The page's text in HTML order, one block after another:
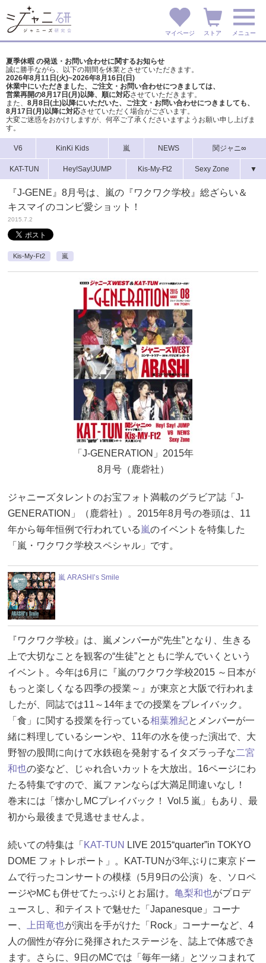
マイページ ストア メニュー
夏季休暇 の発送・お問い合わせに関するお知らせ
誠に勝手ながら、以下の期間を休業とさせていただきます。
2026年8月11日(火)~2026年8月16日(日)
休業中にいただきました、ご注文・お問い合わせにつきましては、
営業再開の8月17日(月)以降、順に対応させていただきます。
また、 8月8日(土)以降にいただいた、ご注文・ お問い合わせにつきましても、
8月17日(月)以降に対応させていただく場合がございます。
大変ご迷惑をおかけしますが、 何卒ご了承くださいますようお願い申し上げま
す。
V6 KinKi Kids 嵐 NEWS 関ジャニ∞
KAT-TUN Hey!Say!JUMP Kis-My-Ft2 Sexy Zone ▼
『J-GENE』8月号は、嵐の『ワクワク学校』総ざらい＆
キスマイのコンビ愛ショット！
2015.7.2
Kis-My-Ft2 嵐
「J-GENERATION」2015年
8月号（鹿砦社）
ジャニーズタレントのお宝フォト満載のグラビア誌「J-
GENERATION」（鹿砦社）。2015年8月号の巻頭は、11
年から毎年恒例で行われている 嵐のイベントを特集した
「嵐・ワクワク学校スペシャル」です。
嵐 ARASHI’s Smile
『ワクワク学校』は、嵐メンバーが“先生”となり、生きる
上で大切なことを観客の“生徒”とともに学んでいくという
イベント。今年は6月に『嵐のワクワク学校2015 ～日本が
もっと楽しくなる四季の授業～』が東京と大阪で行われま
したが、同誌では11～14年までの授業をプレイバック。
「食」に関する授業を行っている相葉雅紀とメンバーが一
緒に料理しているシーンや、11年の水を使った演出で、大
野智の股間に向けて水鉄砲を発射するイタズラっ子な二宮
和也の姿など、じゃれ合いカットを大放出。16ページにわ
たる特集ですので、嵐ファンならば大満足間違いなし！
巻末には「懐かしMCプレイバック！ Vol.5 嵐」もあり、最
初から最後まで見逃せませんよ。
続いての特集は「 KAT-TUN LIVE 2015“quarter”in TOKYO
DOME フォトレポート」。KAT-TUNが3年ぶりに東京ドー
ムで行ったコンサートの模様（5月9日の公演）を、ソロペ
ージやMCも併せてたっぷりとお届け。 亀梨和也がプロデ
ュースし、和テイストで魅せた「Japanesque」コーナ
ー、
上田竜也が演出を手がけた「Rock」コーナーなど、4
人の個性が存分に発揮されたステージを、誌上で体感でき
ます。さらに、9日のMCでは「毎年一緒」とツッコまれて